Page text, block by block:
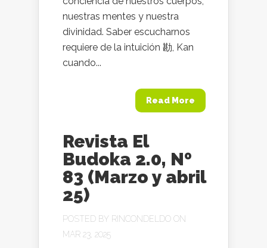
nuestras mentes y nuestra
divinidad. Saber escucharnos
requiere de la intuición 勘, Kan
cuando...
Read More
Revista El
Budoka 2.0, Nº
83 (Marzo y abril
25)
POSTED BY RINCONDELDO ON
MAR 23, 2025